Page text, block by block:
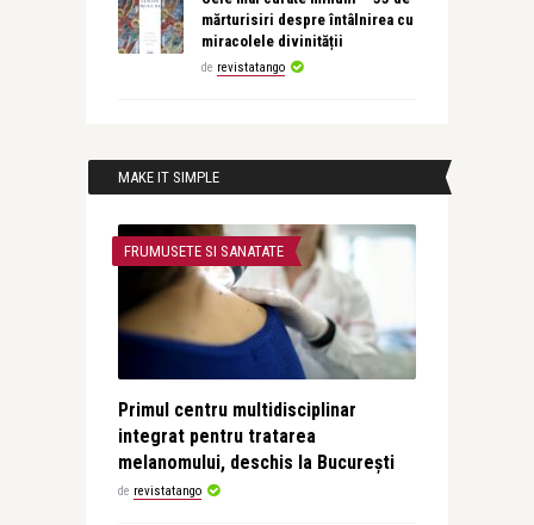
mărturisiri despre întâlnirea cu
miracolele divinității
de revistatango
MAKE IT SIMPLE
FRUMUSETE SI SANATATE
Primul centru multidisciplinar
integrat pentru tratarea
melanomului, deschis la București
de revistatango